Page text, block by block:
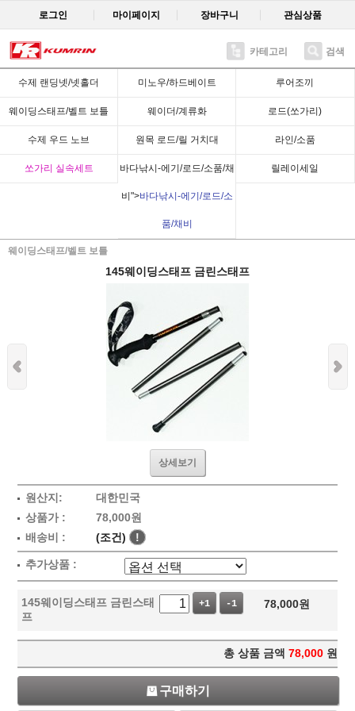
로그인 마이페이지 장바구니 관심상품
카테고리 검색
수제 랜딩넷/넷홀더 미노우/하드베이트 루어조끼
웨이딩스태프/벨트 보틀 웨이더/계류화 로드(쏘가리)
수제 우드 노브 원목 로드/릴 거치대 라인/소품
쏘가리 실속세트 바다낚시-에기/로드/소품/채
비">바다낚시-에기/로드/소
품/채비
릴레이세일
웨이딩스태프/벨트 보틀
Recent
145웨이딩스태프 금린스태프
상세보기
원산지:
대한민국
상품가 :
78,000원
배송비 :
(조건) !
추가상품 :
145웨이딩스태프 금린스태
프
+1 -1 78,000원
총 상품 금액 78,000 원
구매하기